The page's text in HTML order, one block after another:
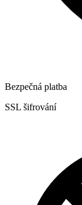
Bezpečná platba
SSL šifrování